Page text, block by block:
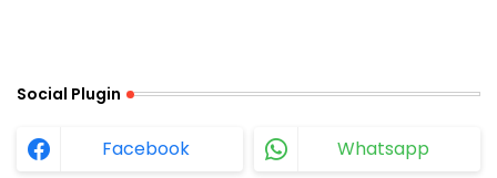
Social Plugin
Facebook Whatsapp